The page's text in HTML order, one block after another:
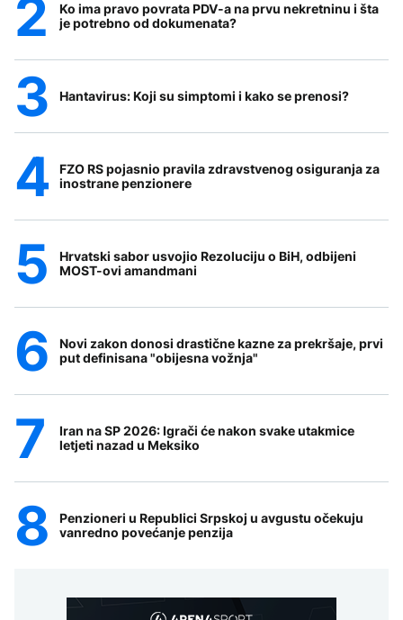
Ko ima pravo povrata PDV-a na prvu nekretninu i šta
je potrebno od dokumenata?
Hantavirus: Koji su simptomi i kako se prenosi?
FZO RS pojasnio pravila zdravstvenog osiguranja za
inostrane penzionere
Hrvatski sabor usvojio Rezoluciju o BiH, odbijeni
MOST-ovi amandmani
Novi zakon donosi drastične kazne za prekršaje, prvi
put definisana "obijesna vožnja"
Iran na SP 2026: Igrači će nakon svake utakmice
letjeti nazad u Meksiko
Penzioneri u Republici Srpskoj u avgustu očekuju
vanredno povećanje penzija